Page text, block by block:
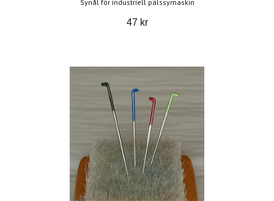
Synål för industriell pälssymaskin
47 kr